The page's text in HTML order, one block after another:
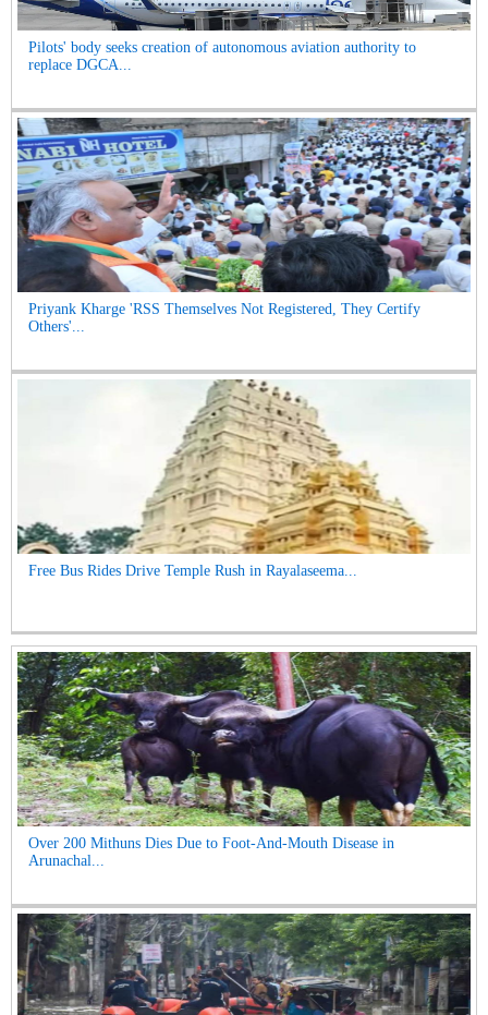
Pilots' body seeks creation of autonomous aviation authority to
replace DGCA...
Priyank Kharge 'RSS Themselves Not Registered, They Certify
Others'...
Free Bus Rides Drive Temple Rush in Rayalaseema...
Over 200 Mithuns Dies Due to Foot-And-Mouth Disease in
Arunachal...